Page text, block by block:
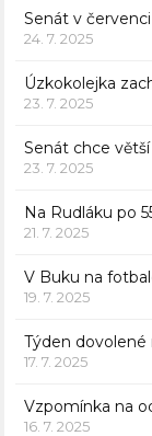
Senát v
24. 7. 2025
Úzkokolejka
23. 7. 2025
Senát chce
23. 7. 2025
Na Rudláku po
21. 7. 2025
V Buku na
19. 7. 2025
Týden dovolené
17. 7. 2025
Vzpomínka na
16. 7. 2025